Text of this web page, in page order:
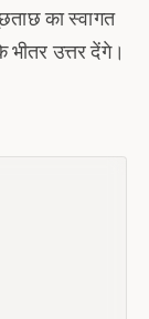
का स्वागत
भीतर उत्तर देंगे।